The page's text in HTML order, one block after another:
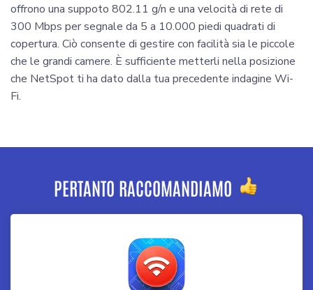
offrono una suppoto 802.11 g/n e una velocità di rete di
300 Mbps per segnale da 5 a 10.000 piedi quadrati di
copertura. Ciò consente di gestire con facilità sia le piccole
che le grandi camere. È sufficiente metterli nella posizione
che NetSpot ti ha dato dalla tua precedente indagine Wi-
Fi.
PERTANTO RACCOMANDIAMO